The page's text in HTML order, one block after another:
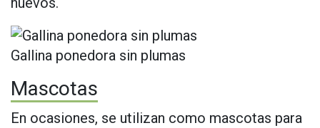
Gallina ponedora sin plumas
Mascotas
En ocasiones, se utilizan como mascotas para